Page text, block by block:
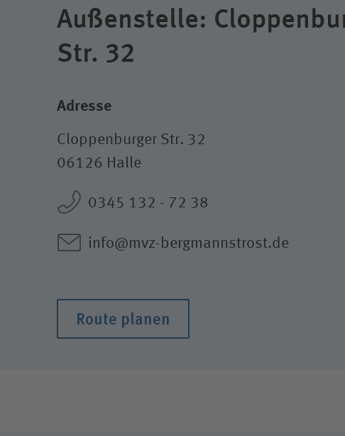
Außenstelle:
Str. 32
Adresse
Cloppenburger Str. 32
06126 Halle
0345 132 - 72 38
info@mvz-bergmannstrost.de
Route planen